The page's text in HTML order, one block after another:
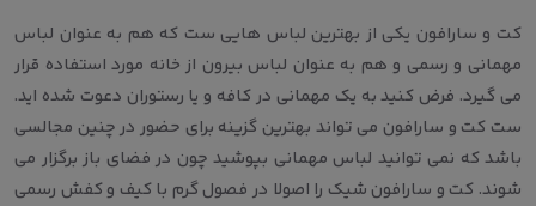
کت و سارافون یکی از بهترین لباس هایی ست که هم به عنوان لباس
مهمانی و رسمی و هم به عنوان لباس بیرون از خانه مورد استفاده قرار
می گیرد. فرض کنید به یک مهمانی در کافه و یا رستوران دعوت شده اید.
ست کت و سارافون می تواند بهترین گزینه برای حضور در چنین مجالسی
باشد که نمی توانید لباس مهمانی بپوشید چون در فضای باز برگزار می
شوند. کت و سارافون شیک را اصولا در فصول گرم با کیف و کفش رسمی